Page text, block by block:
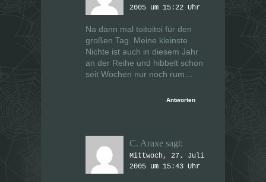
2005 um 15:22 Uhr
Na dann mal toitoitoi für den
großen Tag. Meine kleinste
Nichte ist auch in diesem Jahr
an der Reihe und hibbelt schon
seit Wochen nur noch rum…
Antworten
C. Araxe sagt:
Mittwoch, 27. Juli
2005 um 15:43 Uhr